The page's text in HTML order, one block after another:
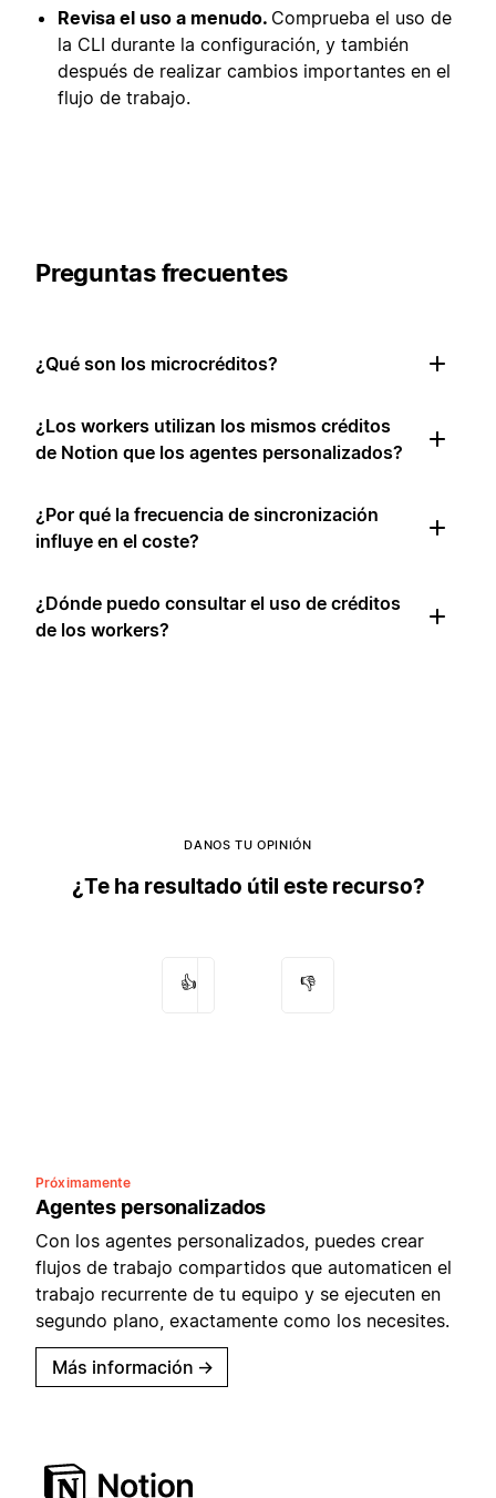
Revisa el uso a menudo. Comprueba el uso de
la CLI durante la configuración, y también
después de realizar cambios importantes en el
flujo de trabajo.
Preguntas frecuentes
¿Qué son los microcréditos?
¿Los workers utilizan los mismos créditos
de Notion que los agentes personalizados?
¿Por qué la frecuencia de sincronización
influye en el coste?
¿Dónde puedo consultar el uso de créditos
de los workers?
DANOS TU OPINIÓN
¿Te ha resultado útil este recurso?
👍 👎
Próximamente
Agentes personalizados
Con los agentes personalizados, puedes crear
flujos de trabajo compartidos que automaticen el
trabajo recurrente de tu equipo y se ejecuten en
segundo plano, exactamente como los necesites.
Más información →